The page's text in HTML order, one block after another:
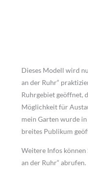
Dieses Modell wird
an der Ruhr“
Ruhrgebiet geöffnet,
Möglichkeit für
mein Garten wurde
breites Publikum
Weitere Infos können
an der Ruhr“ abrufen.